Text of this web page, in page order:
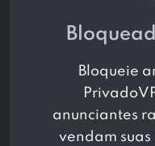
Bloqueie
anunciantes
vendam